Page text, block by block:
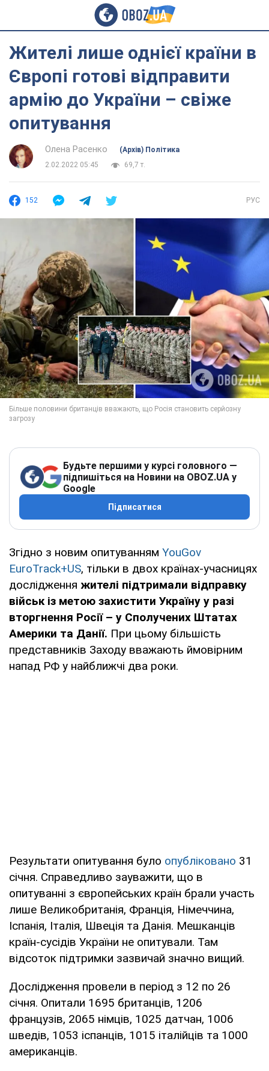
Жителі лише однієї країни в
Європі готові відправити
армію до України – свіже
опитування
Олена Расенко
(Архів) Політика
2.02.2022 05:45
69,7 т.
152 РУС
Будьте першими у курсі головного —
підпишіться на Новини на OBOZ.UA у
Google
Підписатися
Згідно з новим опитуванням YouGov
EuroTrack+US, тільки в двох країнах-учасницях
дослідження жителі підтримали відправку
військ із метою захистити Україну у разі
вторгнення Росії – у Сполучених Штатах
Америки та Данії. При цьому більшість
представників Заходу вважають ймовірним
напад РФ у найближчі два роки.
Результати опитування було опубліковано 31
січня. Справедливо зауважити, що в
опитуванні з європейських країн брали участь
лише Великобританія, Франція, Німеччина,
Іспанія, Італія, Швеція та Данія. Мешканців
країн-сусідів України не опитували. Там
відсоток підтримки зазвичай значно вищий.
Дослідження провели в період з 12 по 26
січня. Опитали 1695 британців, 1206
французів, 2065 німців, 1025 датчан, 1006
шведів, 1053 іспанців, 1015 італійців та 1000
американців.